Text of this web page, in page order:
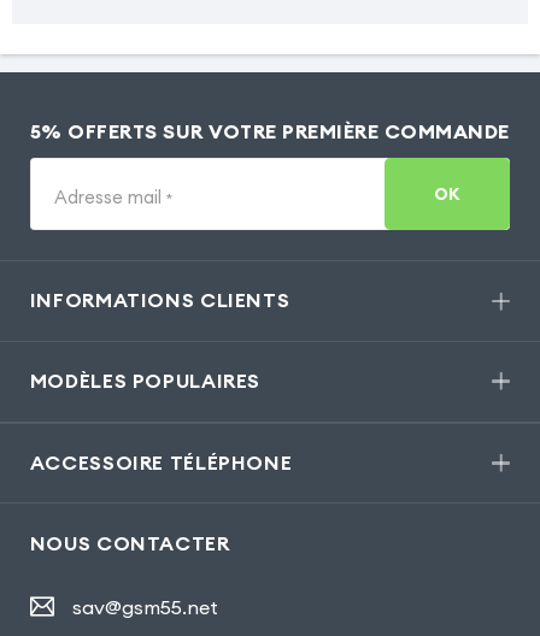
5% OFFERTS SUR VOTRE PREMIÈRE COMMANDE
Adresse mail * OK
INFORMATIONS CLIENTS
MODÈLES POPULAIRES
ACCESSOIRE TÉLÉPHONE
NOUS CONTACTER
sav@gsm55.net